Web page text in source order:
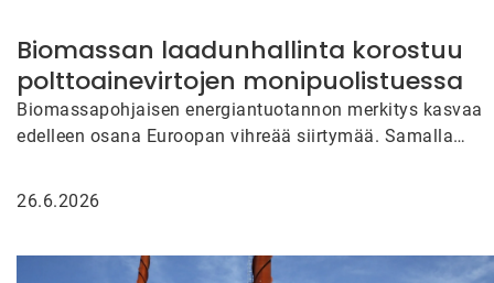
Biomassan laadunhallinta korostuu
polttoainevirtojen monipuolistuessa
Biomassapohjaisen energiantuotannon merkitys kasvaa
edelleen osana Euroopan vihreää siirtymää. Samalla
laatuominaisuudet vaihtelevat…
26.6.2026